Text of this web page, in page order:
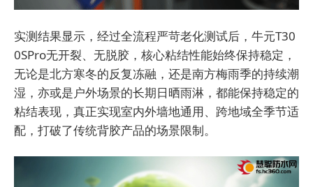
实测结果显示，经过全流程严苛老化测试后，牛元T30
0SPro无开裂、无脱胶，核心粘结性能始终保持稳定，
无论是北方寒冬的反复冻融，还是南方梅雨季的持续潮
湿，亦或是户外场景的长期日晒雨淋，都能保持稳定的
粘结表现，真正实现室内外墙地通用、跨地域全季节适
配，打破了传统背胶产品的场景限制。